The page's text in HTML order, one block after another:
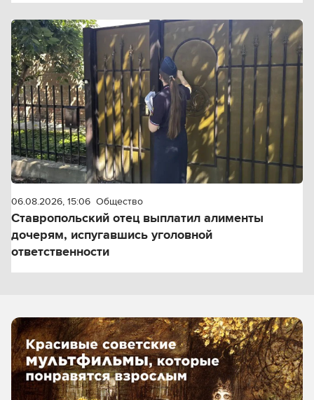
06.08.2026, 15:06 Общество
Ставропольский отец выплатил алименты
дочерям, испугавшись уголовной
ответственности